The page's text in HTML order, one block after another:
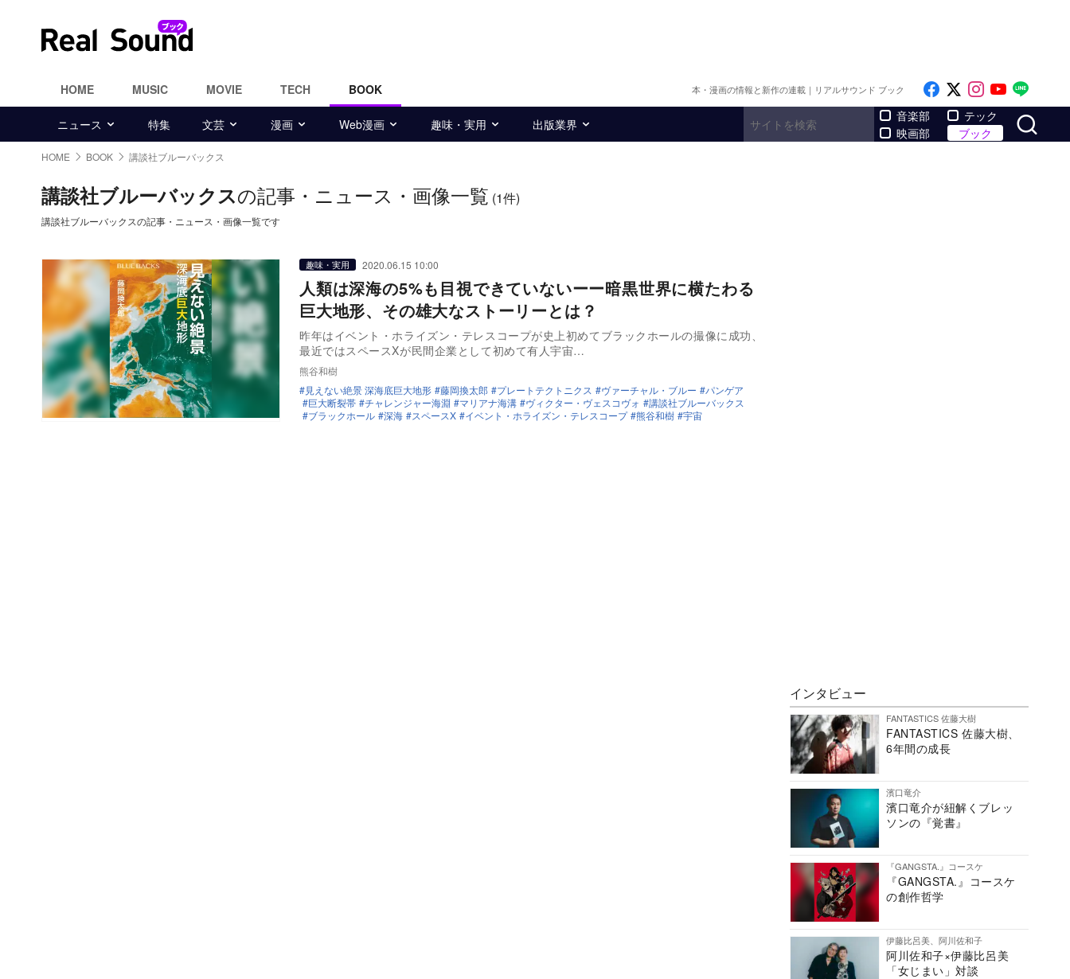
HOME MUSIC MOVIE TECH BOOK 本・漫画の情報と新作の連載｜リアルサウンド ブック Like on Facebook
Follow on x
Follow on
Follow
ニュース 特集 文芸 漫画 Web漫画 趣味・実用 出版業界
音楽部
映画部
テック
ブック
HOME BOOK 講談社ブルーバックス
講談社ブルーバックスの記事・ニュース・画像一覧 (1件)
講談社ブルーバックスの記事・ニュース・画像一覧です
趣味・実用 2020.06.15 10:00
人類は深海の5%も目視できていないーー暗黒世界に横たわる
巨大地形、その雄大なストーリーとは？
昨年はイベント・ホライズン・テレスコープが史上初めてブラックホールの撮像に成功、
最近ではスペースXが民間企業として初めて有人宇宙…
熊谷和樹
見えない絶景 深海底巨大地形
藤岡換太郎 プレートテクトニクス ヴァーチャル・ブルー
パンゲア
巨大断裂帯
チャレンジャー海淵 マリアナ海溝 ヴィクター・ヴェスコヴォ
講談社ブルーバックス
ブラックホール
深海 スペースX イベント・ホライズン・テレスコープ 熊谷和樹 宇宙
インタビュー
FANTASTICS 佐藤大樹
FANTASTICS 佐藤大樹、
6年間の成長
濱口竜介
濱口竜介が紐解くブレッ
ソンの『覚書』
『GANGSTA.』コースケ
『GANGSTA.』コースケ
の創作哲学
伊藤比呂美、阿川佐和子
阿川佐和子×伊藤比呂美
「女じまい」対談